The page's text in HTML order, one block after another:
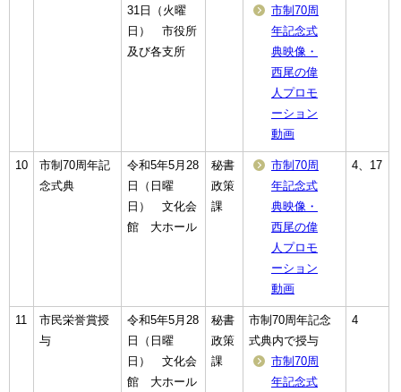
31日（火曜
日） 市役所
及び各支所
市制70周
年記念式
典映像・
西尾の偉
人プロモ
ーション
動画
10
市制70周年記
念式典
令和5年5月28
日（日曜
日） 文化会
館 大ホール
秘書
政策
課
市制70周
年記念式
典映像・
西尾の偉
人プロモ
ーション
動画
4、17
11
市民栄誉賞授
与
令和5年5月28
日（日曜
日） 文化会
館 大ホール
秘書
政策
課
市制70周年記念
式典内で授与
市制70周
年記念式
4